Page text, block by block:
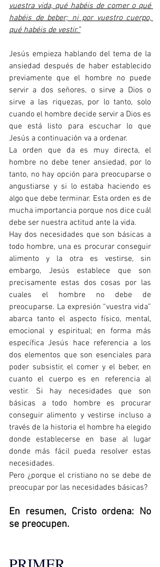
vuestra vida, qué habéis de comer o qué
habéis de beber; ni por vuestro cuerpo,
qué habéis de vestir.”
Jesús empieza hablando del tema de la
ansiedad después de haber establecido
previamente que el hombre no puede
servir a dos señores, o sirve a Dios o
sirve a las riquezas, por lo tanto, solo
cuando el hombre decide servir a Dios es
que está listo para escuchar lo que
Jesús a continuación va a ordenar.
La orden que da es muy directa, el
hombre no debe tener ansiedad, por lo
tanto, no hay opción para preocuparse o
angustiarse y si lo estaba haciendo es
algo que debe terminar. Esta orden es de
mucha importancia porque nos dice cuál
debe ser nuestra actitud ante la vida.
Hay dos necesidades que son básicas a
todo hombre, una es procurar conseguir
alimento y la otra es vestirse, sin
embargo, Jesús establece que son
precisamente estas dos cosas por las
cuales el hombre no debe de
preocuparse. La expresión “vuestra vida”
abarca tanto el aspecto físico, mental,
emocional y espiritual; en forma más
específica Jesús hace referencia a los
dos elementos que son esenciales para
poder subsistir, el comer y el beber, en
cuanto el cuerpo es en referencia al
vestir. Si hay necesidades que son
básicas a todo hombre es procurar
conseguir alimento y vestirse incluso a
través de la historia el hombre ha elegido
donde establecerse en base al lugar
donde más fácil pueda resolver estas
necesidades.
Pero ¿porque el cristiano no se debe de
preocupar por las necesidades básicas?
En resumen, Cristo ordena: No
se preocupen.